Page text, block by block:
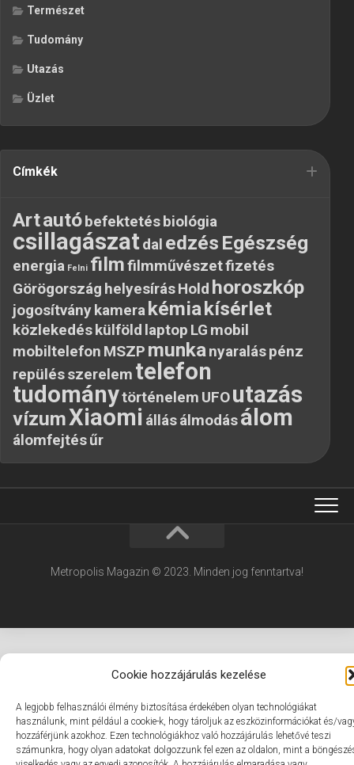
Cookie hozzájárulás kezelése
A legjobb felhasználói élmény biztosítása érdekében olyan technológiákat
használunk, mint például a cookie-k, hogy tároljuk az eszközinformációkat és/
hozzáférjünk azokhoz. Ezen technológiákhoz való hozzájárulás lehetővé teszi
számunkra, hogy olyan adatokat dolgozzunk fel ezen az oldalon, mint a
Természet
Tudomány
Utazás
Üzlet
Címkék
Artautóbefektetésbiológia
csillagászatdal edzés Egészség
energia Felni filmfilmművészetfizetés
Görögország helyesírásHold horoszkóp
jogosítványkamerakémiakísérlet
közlekedéskülföld laptop LG mobil
mobiltelefon MSZP munkanyaraláspénz
repülésszerelem telefon
tudománytörténelem UFOutazás
vízumXiaomi állásálmodásálom
álomfejtésűr
Metropolis Magazin © 2023. Minden jog fenntartva!